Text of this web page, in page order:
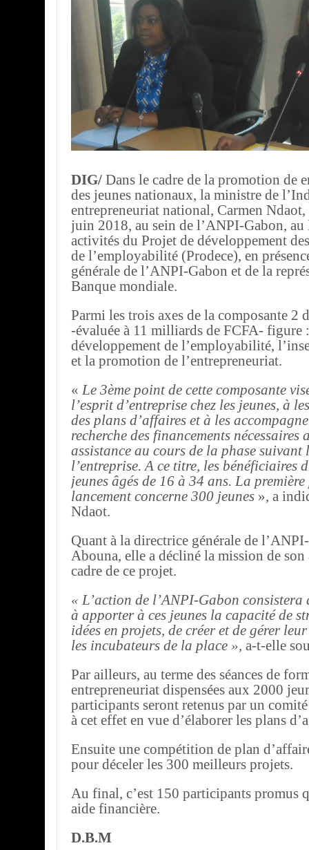
DIG/ Dans le cadre de la promotion de
des jeunes nationaux, la ministre de
entrepreneuriat national, Carmen Ndaot,
juin 2018, au sein de l’ANPI-Gabon, au
activités du Projet de développement
de l’employabilité (Prodece), en
générale de l’ANPI-Gabon et de la
Banque mondiale.
Parmi les trois axes de la composante 2
-évaluée à 11 milliards de FCFA- figure
développement de l’employabilité,
et la promotion de l’entrepreneuriat.
« Le 3ème point de cette composante
l’esprit d’entreprise chez les jeunes, à
des plans d’affaires et à les
recherche des financements nécessaires
assistance au cours de la phase suivant
l’entreprise. A ce titre, les bénéficiaires
jeunes âgés de 16 à 34 ans. La première
lancement concerne 300 jeunes », a
Ndaot.
Quant à la directrice générale de
Abouna, elle a décliné la mission de son
cadre de ce projet.
« L’action de l’ANPI-Gabon consistera
à apporter à ces jeunes la capacité de
idées en projets, de créer et de gérer
les incubateurs de la place », a-t-elle
Par ailleurs, au terme des séances de
entrepreneuriat dispensées aux 2000
participants seront retenus par un
à cet effet en vue d’élaborer les plans
Ensuite une compétition de plan
pour déceler les 300 meilleurs projets.
Au final, c’est 150 participants promus
aide financière.
D.B.M